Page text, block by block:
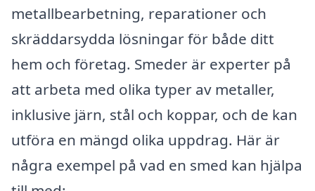
metallbearbetning, reparationer och
skräddarsydda lösningar för både ditt
hem och företag. Smeder är experter på
att arbeta med olika typer av metaller,
inklusive järn, stål och koppar, och de kan
utföra en mängd olika uppdrag. Här är
några exempel på vad en smed kan hjälpa